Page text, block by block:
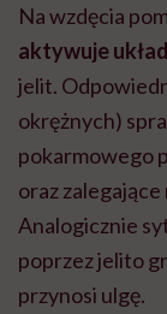
Na wzdęcia
aktywuje
jelit.
okrężnych)
pokarmowego
oraz zalegające
Analogicznie
poprzez jelito
przynosi ulgę.